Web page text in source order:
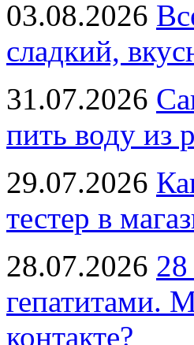
03.08.2026
сладкий,
31.07.2026
пить воду из
29.07.2026
тестер в
28.07.2026
гепатитами.
контакте?